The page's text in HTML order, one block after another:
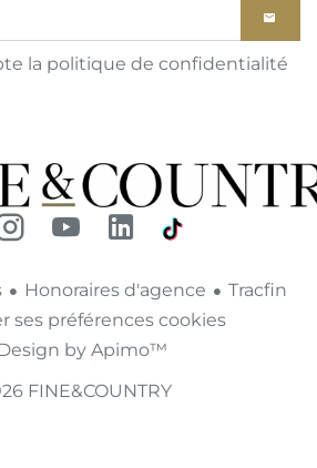
la politique de confidentialité
Honoraires d'agence
Tracfin
ses préférences cookies
by Apimo™
FINE&COUNTRY